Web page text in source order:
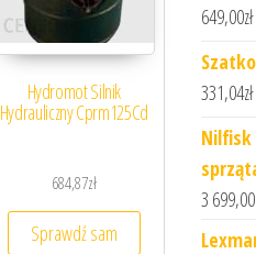
Hydromot Silnik
Hydrauliczny Cprm125Cd
684,87zł
Sprawdź sam
649,00zł
331,04zł
Nilfisk
3 699,00